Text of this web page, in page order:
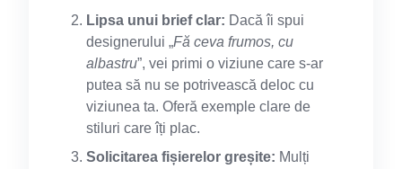
Lipsa unui brief clar: Dacă îi spui
designerului „Fă ceva frumos, cu
albastru”, vei primi o viziune care s-ar
putea să nu se potrivească deloc cu
viziunea ta. Oferă exemple clare de
stiluri care îți plac.
Solicitarea fișierelor greșite: Mulți